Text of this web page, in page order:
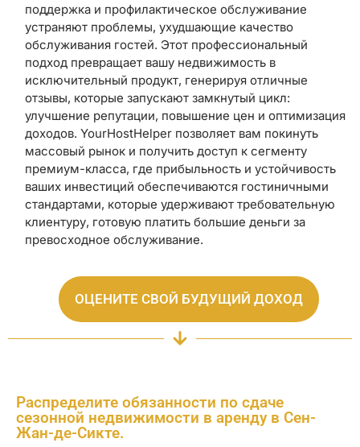
поддержка и профилактическое обслуживание
устраняют проблемы, ухудшающие качество
обслуживания гостей. Этот профессиональный
подход превращает вашу недвижимость в
исключительный продукт, генерируя отличные
отзывы, которые запускают замкнутый цикл:
улучшение репутации, повышение цен и оптимизация
доходов. YourHostHelper позволяет вам покинуть
массовый рынок и получить доступ к сегменту
премиум-класса, где прибыльность и устойчивость
ваших инвестиций обеспечиваются гостиничными
стандартами, которые удерживают требовательную
клиентуру, готовую платить большие деньги за
превосходное обслуживание.
ОЦЕНИТЕ СВОЙ БУДУЩИЙ ДОХОД
Распределите обязанности по сдаче
сезонной недвижимости в аренду в Сен-
Жан-де-Сикте.